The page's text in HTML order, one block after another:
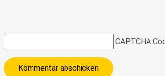
CAPTCHA